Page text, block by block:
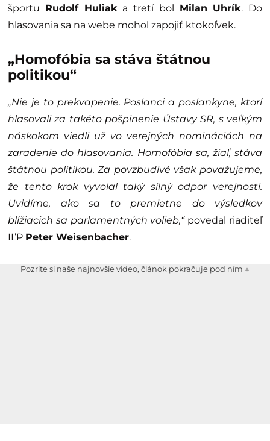
športu Rudolf Huliak a tretí bol Milan Uhrík. Do
hlasovania sa na webe mohol zapojiť ktokoľvek.
„Homofóbia sa stáva štátnou
politikou“
„Nie je to prekvapenie. Poslanci a poslankyne, ktorí
hlasovali za takéto pošpinenie Ústavy SR, s veľkým
náskokom viedli už vo verejných nomináciách na
zaradenie do hlasovania. Homofóbia sa, žiaľ, stáva
štátnou politikou. Za povzbudivé však považujeme,
že tento krok vyvolal taký silný odpor verejnosti.
Uvidíme, ako sa to premietne do výsledkov
blížiacich sa parlamentných volieb,“povedal riaditeľ
IĽP Peter Weisenbacher.
Pozrite si naše najnovšie video, článok pokračuje pod ním ↓